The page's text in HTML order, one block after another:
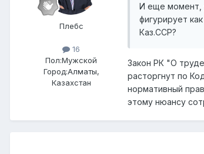
Плебс
16
Пол:Мужской
Город:Алматы,
Казахстан
И еще момент,
фигурирует
Каз.ССР?
Закон РК "О
расторгнут по
нормативный
этому нюансу